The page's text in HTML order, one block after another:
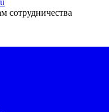
сотрудничества